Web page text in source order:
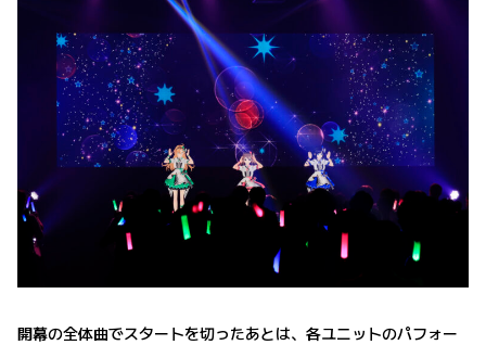
開幕の全体曲でスタートを切ったあとは、各ユニットのパフォー